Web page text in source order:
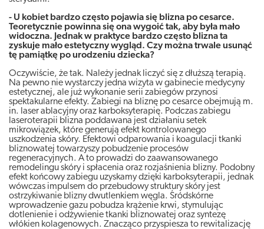
- U kobiet bardzo często pojawia się blizna po cesarce.
Teoretycznie powinna się ona wygoić tak, aby była mało
widoczna. Jednak w praktyce bardzo często blizna ta
zyskuje mało estetyczny wygląd. Czy można trwale usunąć
tę pamiątkę po urodzeniu dziecka?
Oczywiście, że tak. Należy jednak liczyć się z dłuższą terapią.
Na pewno nie wystarczy jedna wizyta w gabinecie medycyny
estetycznej, ale już wykonanie serii zabiegów przynosi
spektakularne efekty. Zabiegi na bliznę po cesarce obejmują m.
in. laser ablacyjny oraz karboksyterapię. Podczas zabiegu
laseroterapii blizna poddawana jest działaniu setek
mikrowiązek, które generują efekt kontrolowanego
uszkodzenia skóry. Efektowi odparowania i koagulacji tkanki
bliznowatej towarzyszy pobudzenie procesów
regeneracyjnych. A to prowadzi do zaawansowanego
remodelingu skóry i spłacenia oraz rozjaśnienia blizny. Podobny
efekt końcowy zabiegu uzyskamy dzięki karboksyterapii, jednak
wówczas impulsem do przebudowy struktury skóry jest
ostrzykiwanie blizny dwutlenkiem węgla. Śródskórne
wprowadzenie gazu pobudza krążenie krwi, stymulując
dotlenienie i odżywienie tkanki bliznowatej oraz syntezę
włókien kolagenowych. Znacząco przyspiesza to rewitalizację